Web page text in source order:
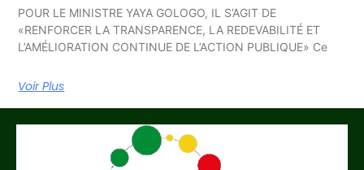
POUR LE MINISTRE YAYA GOLOGO, IL S’AGIT DE
«RENFORCER LA TRANSPARENCE, LA REDEVABILITÉ ET
L’AMÉLIORATION CONTINUE DE L’ACTION PUBLIQUE» Ce
Voir Plus